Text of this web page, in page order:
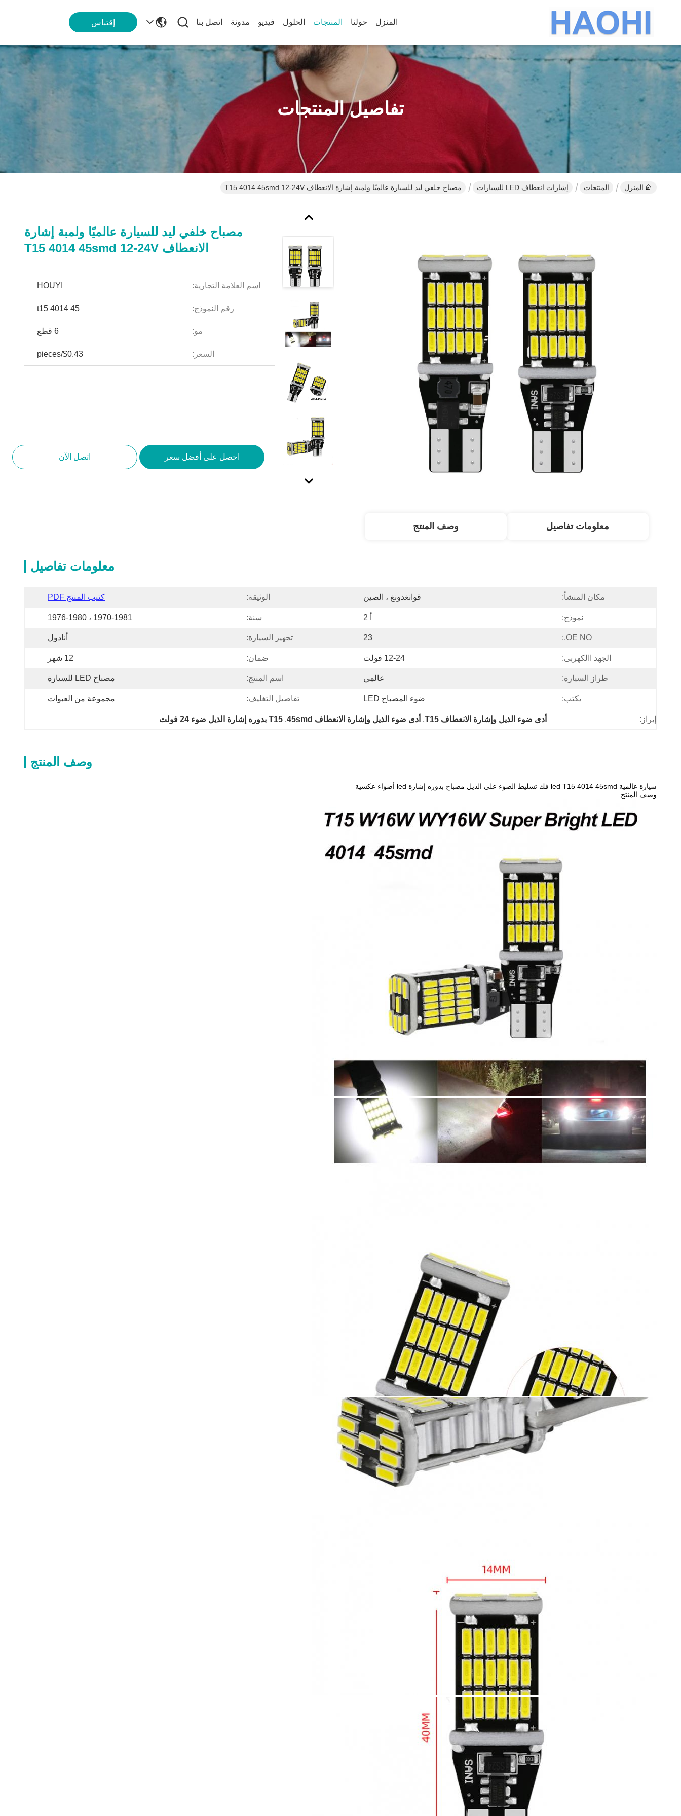
المنزل حولنا المنتجات الحلول فيديو مدونة اتصل بنا إقتباس
تفاصيل المنتجات
المنزل المنتجات إشارات انعطاف LED للسيارات مصباح خلفي ليد للسيارة عالميًا ولمبة إشارة الانعطاف T15 4014 45smd 12-24V
مصباح خلفي ليد للسيارة عالميًا ولمبة إشارة
الانعطاف T15 4014 45smd 12-24V
اسم العلامة التجارية: HOUYI
رقم النموذج: t15 4014 45
مو: 6 قطع
السعر: $0.43/pieces
احصل على أفضل سعر اتصل الآن
معلومات تفاصيل وصف المنتج
معلومات تفاصيل
مكان المنشأ: قوانغدونغ ، الصين الوثيقة: كتيب المنتج PDF
نموذج: سنة: 1970-1981 ، 1976-1980
OE NO.:
23 تجهيز السيارة: أنادول
الجهد االكهربى: 12-24 فولت ضمان: 12 شهر
طراز السيارة: عالمي اسم المنتج: مصباح LED للسيارة
يكتب: ضوء المصباح LED تفاصيل التغليف: مجموعة من العبوات
إبراز: أدى ضوء الذيل وإشارة الانعطاف T15 , أدى ضوء الذيل وإشارة الانعطاف 45smd , T15 بدوره إشارة الذيل ضوء 24 فولت
وصف المنتج
سيارة عالمية led T15 4014 45smd فك تسليط الضوء على الذيل مصباح بدوره إشارة led أضواء عكسية
وصف المنتج